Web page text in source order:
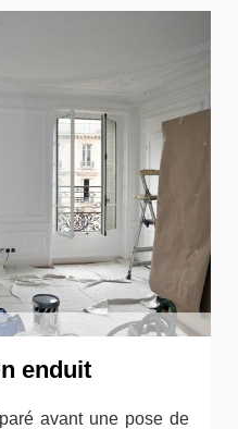
enduit
avant une pose de